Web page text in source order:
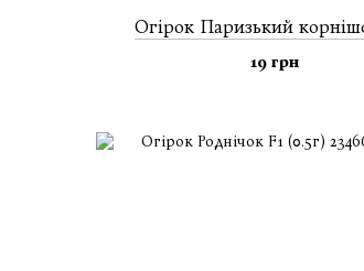
Огiрок Паризький
19 грн